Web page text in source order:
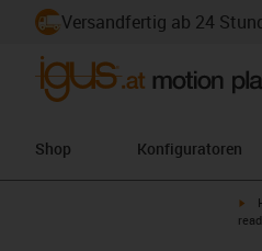
Versandfertig ab 24
Shop Konfiguratoren